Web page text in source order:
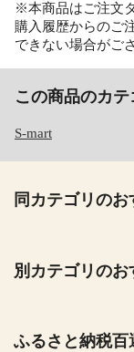
※本商品はご注文
購入履歴からのご
できない場合がご
この商品のカテ
S-mart
同カテゴリの
別カテゴリの
ふるさと納税